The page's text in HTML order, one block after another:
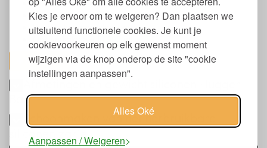
Kies je ervoor om te weigeren? Dan plaatsen we
uitsluitend functionele cookies. Je kunt je
cookievoorkeuren op elk gewenst moment
wijzigen via de knop onderop de site "cookie
instellingen aanpassen".
Alles Oké
Aanpassen / Weigeren
Geschikt voor temperaturen van - 40C tot 140C
Verkrijgbaar in diverse kleuren
Verpakt in gerecycled karton
Ook verkrijgbaar in 900 ml.
toon alles
Afmetingen en gewicht siliconen Hugger
Bag
Schoonmaken van het herbruikbare
siliconen zakje